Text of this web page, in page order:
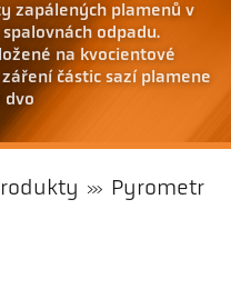
zapálených plamenů v
odpadu.
na kvocientové
částic sazí plamene
dvo
Pyrometr